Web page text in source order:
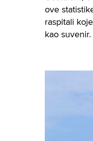
ove
raspitali
kao suvenir.